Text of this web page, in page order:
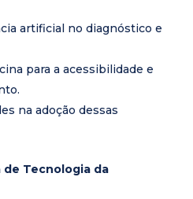
artificial no diagnóstico e
para a acessibilidade e
na adoção dessas
de Tecnologia da